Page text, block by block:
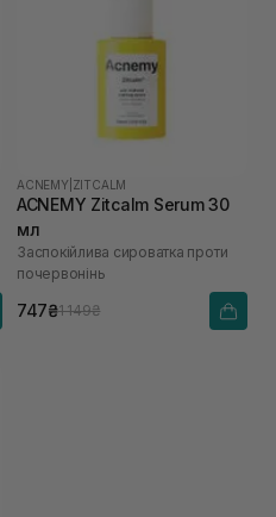
ACNEMY ZITCALM
ACNEMY Zitcalm Serum 30
мл
Заспокійлива сироватка проти
почервонінь
747₴1 149₴